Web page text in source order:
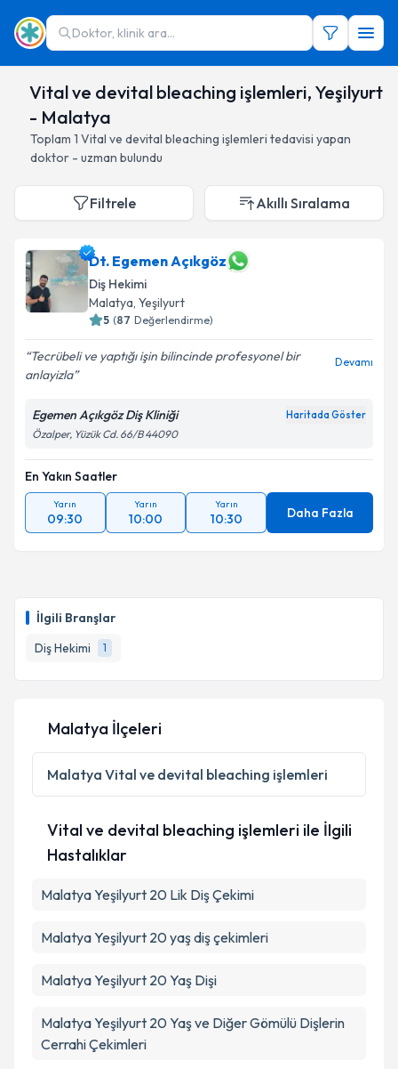
Doktor, klinik ara...
Vital ve devital bleaching işlemleri, Yeşilyurt
- Malatya
Toplam 1 Vital ve devital bleaching işlemleri tedavisi yapan
doktor - uzman bulundu
İlgili Branşlar
Diş Hekimi
1
Filtrele Akıllı Sıralama
Dt. Egemen Açıkgöz
Diş Hekimi
Malatya, Yeşilyurt
5 (87 Değerlendirme)
Tecrübeli ve yaptığı işin bilincinde profesyonel bir
anlayizla
Devamı
Egemen Açıkgöz Diş Kliniği Haritada Göster
Özalper, Yüzük Cd. 66/B 44090
En Yakın Saatler
Yarın
09:30
Yarın
10:00
Yarın
10:30 Daha Fazla
Malatya İlçeleri
Malatya Vital ve devital bleaching işlemleri
Vital ve devital bleaching işlemleri ile İlgili
Hastalıklar
Malatya Yeşilyurt 20 Lik Diş Çekimi
Malatya Yeşilyurt 20 yaş diş çekimleri
Malatya Yeşilyurt 20 Yaş Dişi
Malatya Yeşilyurt 20 Yaş ve Diğer Gömülü Dişlerin
Cerrahi Çekimleri